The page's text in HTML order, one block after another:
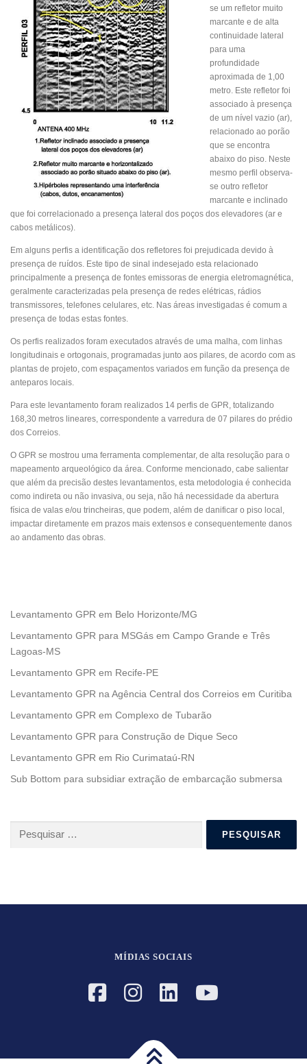
se um refletor muito
marcante e de alta
continuidade lateral
para uma
profundidade
aproximada de 1,00
metro. Este refletor foi
associado à presença
de um nível vazio (ar),
relacionado ao porão
que se encontra
abaixo do piso. Neste
mesmo perfil observa-
se outro refletor
marcante e inclinado
que foi correlacionado a presença lateral dos poços dos elevadores (ar e
cabos metálicos).
Em alguns perfis a identificação dos refletores foi prejudicada devido à
presença de ruídos. Este tipo de sinal indesejado esta relacionado
principalmente a presença de fontes emissoras de energia eletromagnética,
geralmente caracterizadas pela presença de redes elétricas, rádios
transmissores, telefones celulares, etc. Nas áreas investigadas é comum a
presença de todas estas fontes.
Os perfis realizados foram executados através de uma malha, com linhas
longitudinais e ortogonais, programadas junto aos pilares, de acordo com as
plantas de projeto, com espaçamentos variados em função da presença de
anteparos locais.
Para este levantamento foram realizados 14 perfis de GPR, totalizando
168,30 metros lineares, correspondente a varredura de 07 pilares do prédio
dos Correios.
O GPR se mostrou uma ferramenta complementar, de alta resolução para o
mapeamento arqueológico da área. Conforme mencionado, cabe salientar
que além da precisão destes levantamentos, esta metodologia é conhecida
como indireta ou não invasiva, ou seja, não há necessidade da abertura
física de valas e/ou trincheiras, que podem, além de danificar o piso local,
impactar diretamente em prazos mais extensos e consequentemente danos
ao andamento das obras.
Levantamento GPR em Belo Horizonte/MG
Levantamento GPR para MSGás em Campo Grande e Três
Lagoas-MS
Levantamento GPR em Recife-PE
Levantamento GPR na Agência Central dos Correios em Curitiba
Levantamento GPR em Complexo de Tubarão
Levantamento GPR para Construção de Dique Seco
Levantamento GPR em Rio Curimataú-RN
Sub Bottom para subsidiar extração de embarcação submersa
por:
MÍDIAS SOCIAIS